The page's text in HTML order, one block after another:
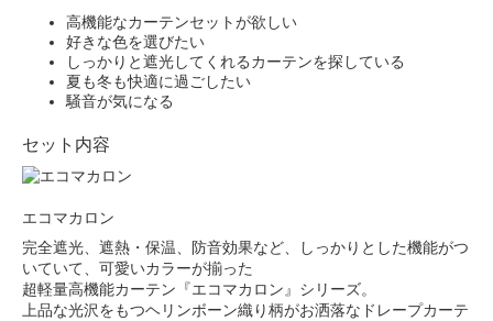
高機能なカーテンセットが欲しい
好きな色を選びたい
しっかりと遮光してくれるカーテンを探している
夏も冬も快適に過ごしたい
騒音が気になる
セット内容
エコマカロン
完全遮光、遮熱・保温、防音効果など、しっかりとした機能がつ
いていて、可愛いカラーが揃った
超軽量高機能カーテン『エコマカロン』シリーズ。
上品な光沢をもつヘリンボーン織り柄がお洒落なドレープカーテ